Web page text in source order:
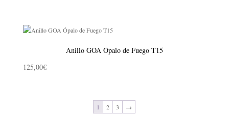
Anillo GOA Ópalo de Fuego T15
125,00€
1 2 3 →